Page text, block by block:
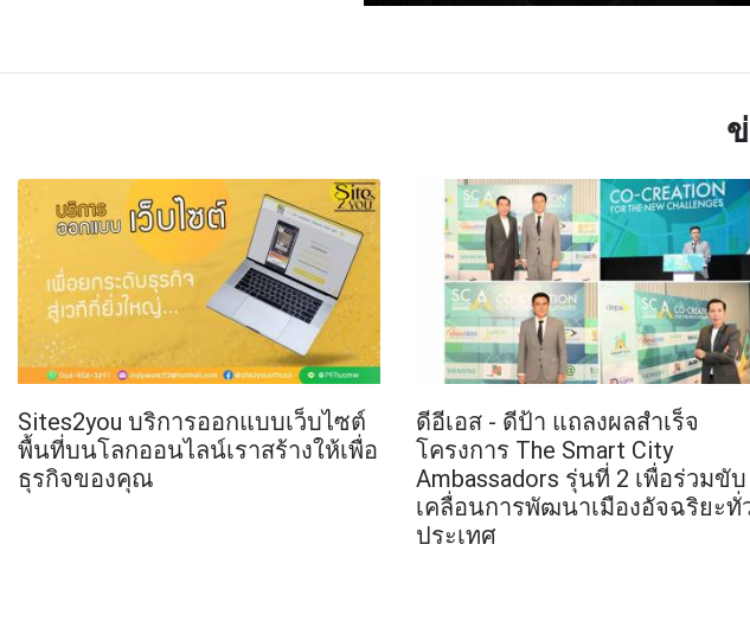
Sites2you บริการออกแบบเว็บไซต์
พื้นที่บนโลกออนไลน์เราสร้างให้เพื่อ
ธุรกิจของคุณ
ดีอีเอส - ดีป้า แถลงผลสำเร็จ
โครงการ The Smart City
Ambassadors รุ่นที่ 2 เพื่อร่วมขับ
เคลื่อนการพัฒนาเมืองอัจฉริยะทั่
ประเทศ